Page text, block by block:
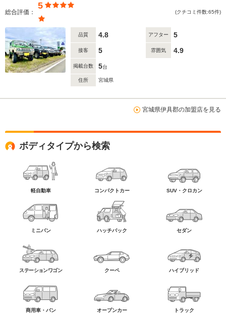
総合評価：
5
(クチコミ件数:65件)
品質 4.8 アフター 5
接客 5 雰囲気 4.9
掲載台数 5台
住所 宮城県
宮城県伊具郡の加盟店を見る
ボディタイプから検索
軽自動車 コンパクトカー SUV・クロカン
ミニバン ハッチバック セダン
ステーションワゴン クーペ ハイブリッド
商用車・バン オープンカー トラック